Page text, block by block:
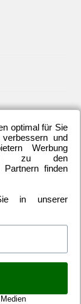
(22)
(62)
(699)
WordPress.org
optimal für Sie
und
Werbung
zu den
Partnern finden
in unserer